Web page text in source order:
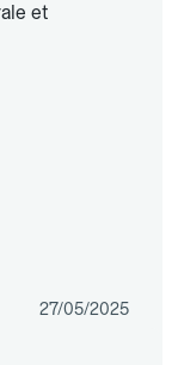
et
27/05/2025